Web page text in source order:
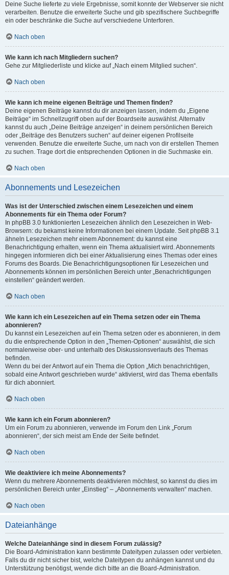
Deine Suche lieferte zu viele Ergebnisse, somit konnte der Webserver sie nicht
verarbeiten. Benutze die erweiterte Suche und gib spezifischere Suchbegriffe
ein oder beschränke die Suche auf verschiedene Unterforen.
Nach oben
Wie kann ich nach Mitgliedern suchen?
Gehe zur Mitgliederliste und klicke auf „Nach einem Mitglied suchen“.
Nach oben
Wie kann ich meine eigenen Beiträge und Themen finden?
Deine eigenen Beiträge kannst du dir anzeigen lassen, indem du „Eigene
Beiträge“ im Schnellzugriff oben auf der Boardseite auswählst. Alternativ
kannst du auch „Deine Beiträge anzeigen“ in deinem persönlichen Bereich
oder „Beiträge des Benutzers suchen“ auf deiner eigenen Profilseite
verwenden. Benutze die erweiterte Suche, um nach von dir erstellen Themen
zu suchen. Trage dort die entsprechenden Optionen in die Suchmaske ein.
Nach oben
Abonnements und Lesezeichen
Was ist der Unterschied zwischen einem Lesezeichen und einem
Abonnements für ein Thema oder Forum?
In phpBB 3.0 funktionierten Lesezeichen ähnlich den Lesezeichen in Web-
Browsern: du bekamst keine Informationen bei einem Update. Seit phpBB 3.1
ähneln Lesezeichen mehr einem Abonnement: du kannst eine
Benachrichtigung erhalten, wenn ein Thema aktualisiert wird. Abonnements
hingegen informieren dich bei einer Aktualisierung eines Themas oder eines
Forums des Boards. Die Benachrichtigungsoptionen für Lesezeichen und
Abonnements können im persönlichen Bereich unter „Benachrichtigungen
einstellen“ geändert werden.
Nach oben
Wie kann ich ein Lesezeichen auf ein Thema setzen oder ein Thema
abonnieren?
Du kannst ein Lesezeichen auf ein Thema setzen oder es abonnieren, in dem
du die entsprechende Option in den „Themen-Optionen“ auswählst, die sich
normalerweise ober- und unterhalb des Diskussionsverlaufs des Themas
befinden.
Wenn du bei der Antwort auf ein Thema die Option „Mich benachrichtigen,
sobald eine Antwort geschrieben wurde“ aktivierst, wird das Thema ebenfalls
für dich abonniert.
Nach oben
Wie kann ich ein Forum abonnieren?
Um ein Forum zu abonnieren, verwende im Forum den Link „Forum
abonnieren“, der sich meist am Ende der Seite befindet.
Nach oben
Wie deaktiviere ich meine Abonnements?
Wenn du mehrere Abonnements deaktivieren möchtest, so kannst du dies im
persönlichen Bereich unter „Einstieg“ – „Abonnements verwalten“ machen.
Nach oben
Dateianhänge
Welche Dateianhänge sind in diesem Forum zulässig?
Die Board-Administration kann bestimmte Dateitypen zulassen oder verbieten.
Falls du dir nicht sicher bist, welche Dateitypen du anhängen kannst und du
Unterstützung benötigst, wende dich bitte an die Board-Administration.